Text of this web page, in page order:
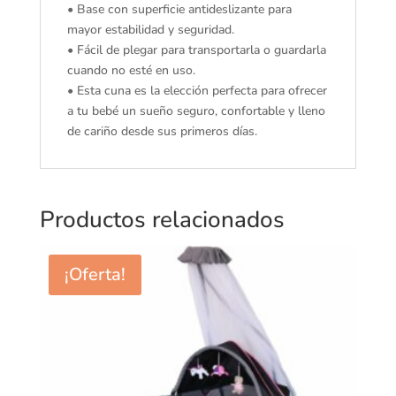
• Base con superficie antideslizante para
mayor estabilidad y seguridad.
• Fácil de plegar para transportarla o guardarla
cuando no esté en uso.
• Esta cuna es la elección perfecta para ofrecer
a tu bebé un sueño seguro, confortable y lleno
de cariño desde sus primeros días.
Productos relacionados
¡Oferta!